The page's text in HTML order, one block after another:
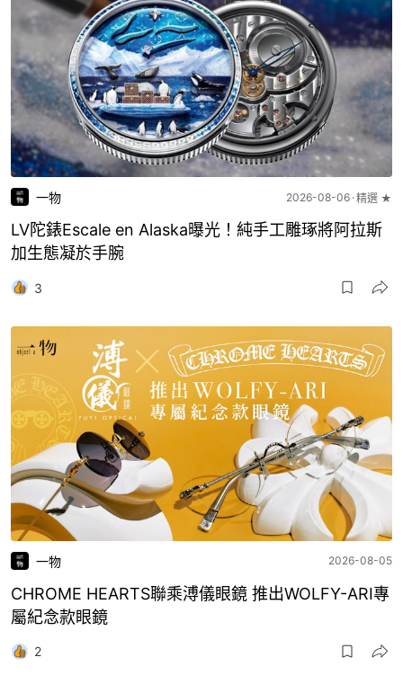
一物 2026-08-06 精選 ★
LV陀錶Escale en Alaska曝光！純手工雕琢將阿拉斯
加生態凝於手腕
3
一物 2026-08-05
CHROME HEARTS聯乘溥儀眼鏡 推出WOLFY-ARI專
屬紀念款眼鏡
2